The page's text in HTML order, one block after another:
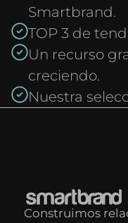
Smartbrand.
TOP 3 de
Un recurso
creciendo.
Nuestra
Construimos